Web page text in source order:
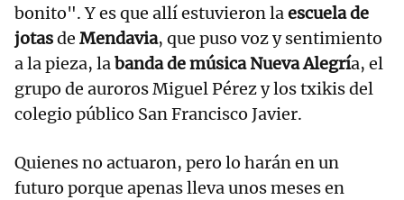
bonito". Y es que allí estuvieron laescuela de
jotasde Mendavia, que puso voz y sentimiento
a la pieza, labanda de música Nueva Alegría, el
grupo de auroros Miguel Pérez y los txikis del
colegio público San Francisco Javier.
Quienes no actuaron, pero lo harán en un
futuro porque apenas lleva unos meses en